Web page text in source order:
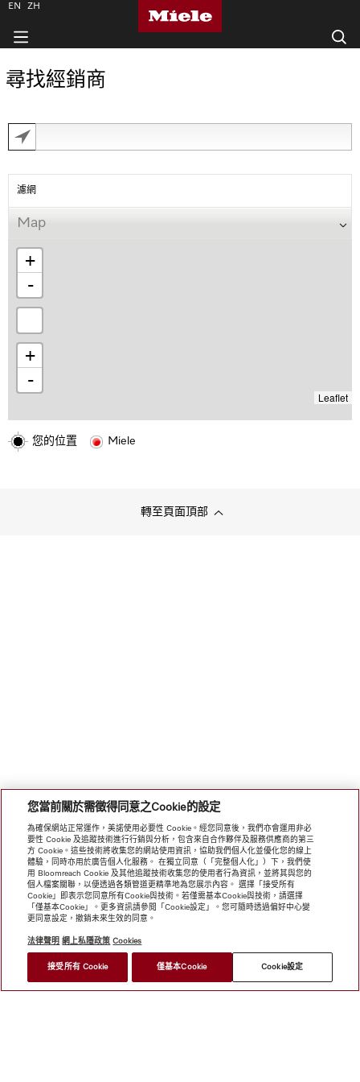
尋找經銷商
濾網
Map
+
-
+
-
Leaflet
您的位置 Miele
轉至頁面頂部
EN ZH
您當前關於需徵得同意之Cookie的設定
為確保網站正常運作，美諾使用必要性 Cookie。經您同意後，我們亦會運用非必
要性 Cookie 及追蹤技術進行行銷與分析，包含來自合作夥伴及服務供應商的第三
方 Cookie。這些技術將收集您的網站使用資訊，協助我們個人化並優化您的線上
體驗，同時亦用於廣告個人化服務。 在獨立同意（「完整個人化」）下，我們使
用 Bloomreach Cookie 及其他追蹤技術收集您的使用者行為資訊，並將其與您的
個人檔案關聯，以便透過各類管道更精準地為您展示內容。 選擇「接受所有
Cookie」即表示您同意所有Cookie與技術。若僅需基本Cookie與技術，請選擇
「僅基本Cookie」。更多資訊請參閱「Cookie設定」。您可隨時透過偏好中心變
更同意設定，撤銷未來生效的同意。
法律聲明 網上私隱政策 Cookies
接受所有 Cookie 僅基本Cookie Cookie設定